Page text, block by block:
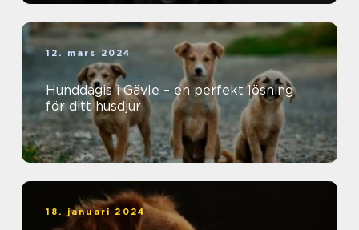
12. mars 2024
Hunddagis i Gävle – en perfekt lösning
för ditt husdjur
18. januari 2024